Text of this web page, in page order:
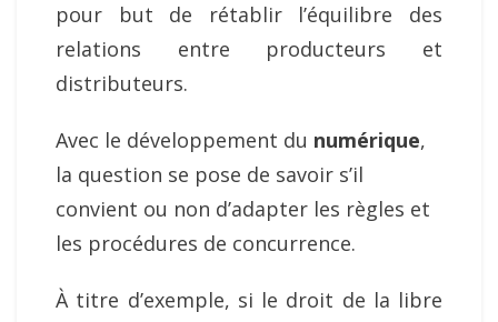
pour but de rétablir l’équilibre des
relations entre producteurs et
distributeurs.
Avec le développement du numérique,
la question se pose de savoir s’il
convient ou non d’adapter les règles et
les procédures de concurrence.
À titre d’exemple, si le droit de la libre